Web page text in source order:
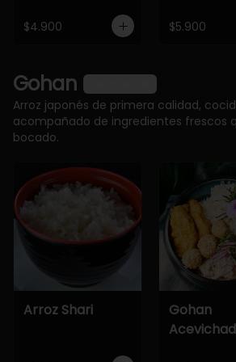
$4.900 $5.900
Gohan
Arroz japonés de primera calidad,
acompañado de ingredientes frescos
bocado.
Arroz Shari
Gohan